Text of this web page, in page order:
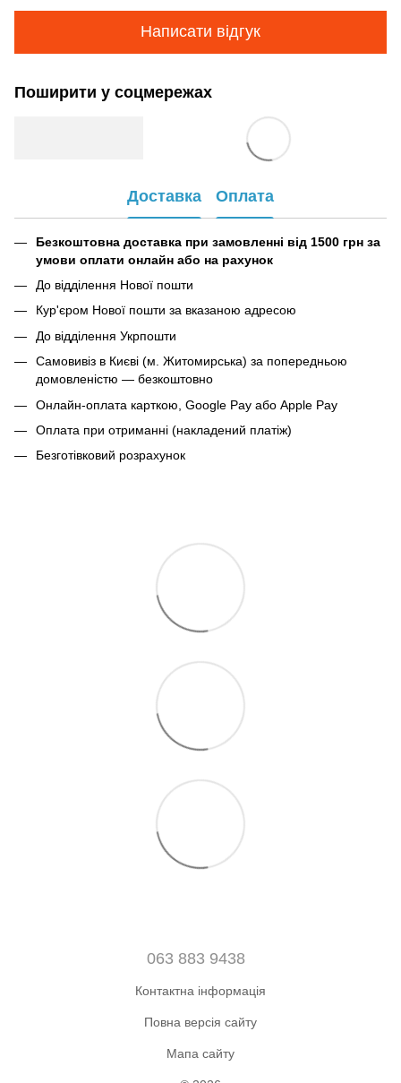
Написати відгук
Поширити у соцмережах
Доставка Оплата
Безкоштовна доставка при замовленні від 1500 грн за
умови оплати онлайн або на рахунок
До відділення Нової пошти
Кур'єром Нової пошти за вказаною адресою
До відділення Укрпошти
Самовивіз в Києві (м. Житомирська) за попередньою
домовленістю — безкоштовно
Онлайн-оплата карткою, Google Pay або Apple Pay
Оплата при отриманні (накладений платіж)
Безготівковий розрахунок
063 883 9438
Контактна інформація
Повна версія сайту
Мапа сайту